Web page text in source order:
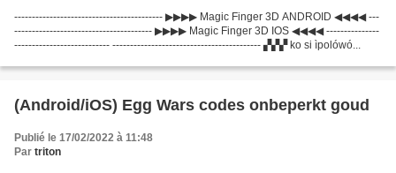
------------------------------------------ ▶▶▶▶ Magic Finger 3D ANDROID ◀◀◀◀ ---
--------------------------------------- ▶▶▶▶ Magic Finger 3D IOS ◀◀◀◀ ---------------
--------------------------- ------------------------------------------ ▞▞▞ ko si ìpolówó...
(Android/iOS) Egg Wars codes onbeperkt goud
Publié le 17/02/2022 à 11:48
Par triton